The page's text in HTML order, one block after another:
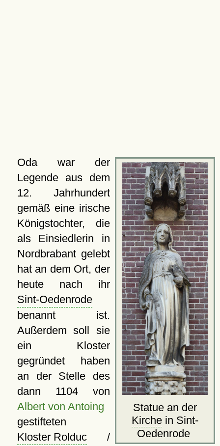
Statue an der
Kirche in Sint-
Oedenrode
Oda war der
Legende aus dem
12. Jahrhundert
gemäß eine irische
Königstochter, die
als Einsiedlerin in
Nordbrabant gelebt
hat an dem Ort, der
heute nach ihr
Sint-Oedenrode
benannt ist.
Außerdem soll sie
ein Kloster
gegründet haben
an der Stelle des
dann 1104 von
Albert von Antoing
gestifteten
Kloster Rolduc/